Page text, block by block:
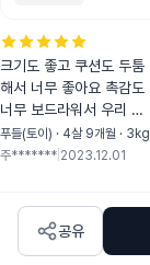
크기도 좋고 쿠션도 두툼
해서 너무 좋아요 촉감도
너무 보드라워서 우리 댕
댕이 꿀잠자겟네요^^
푸들(토이) · 4살 9개월 · 3kg
주******* 2023.12.01
공유